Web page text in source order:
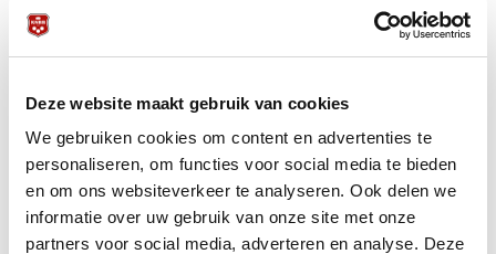
Deze website maakt gebruik van cookies
We gebruiken cookies om content en advertenties te
personaliseren, om functies voor social media te bieden
en om ons websiteverkeer te analyseren. Ook delen we
informatie over uw gebruik van onze site met onze
partners voor social media, adverteren en analyse. Deze
De directe telefoonnummers en e-mailadressen van
onze verschillende afdelingen/medewerkers vindt u